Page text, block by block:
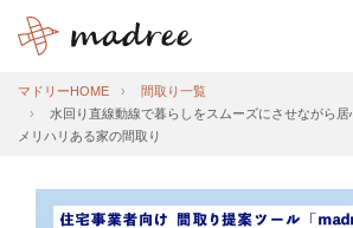
マドリーHOME
間取り一覧
水回り直線動線で暮らしをスムーズにさせながら
メリハリある家の間取り